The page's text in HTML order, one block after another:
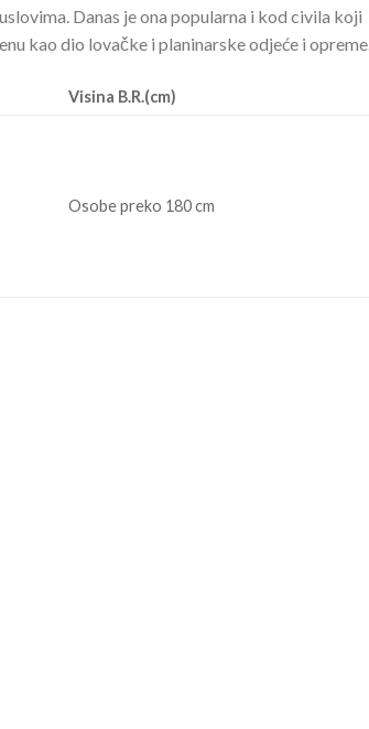
Danas je ona popularna i kod civila koji
kao dio lovačke i planinarske odjeće i opreme.
Visina B.R.(cm)
Osobe preko 180 cm